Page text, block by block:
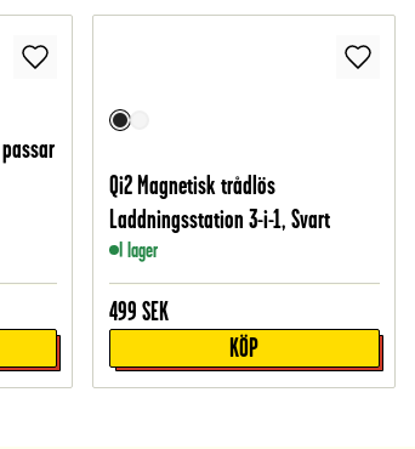
Qi2 Magnetisk trådlös
Laddningsstation 3-i-1, Svart
I lager
499 SEK
KÖP